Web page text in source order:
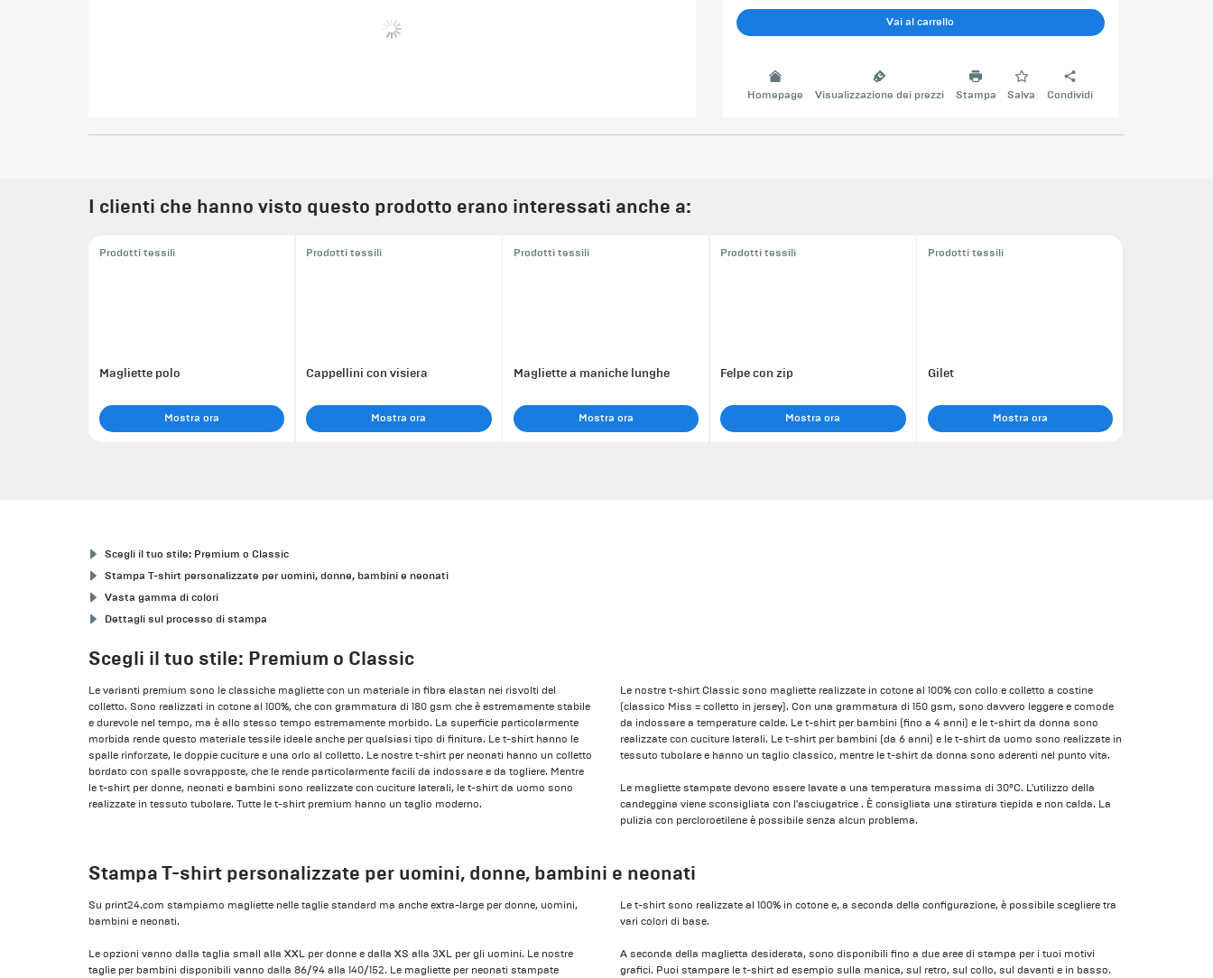
Vai al carrello
Homepage Visualizzazione dei prezzi Stampa Salva Condividi
I clienti che hanno visto questo prodotto erano interessati anche a:
Prodotti tessili
Magliette polo
Mostra ora
Prodotti tessili
Cappellini con visiera
Mostra ora
Prodotti tessili
Magliette a maniche lunghe
Mostra ora
Prodotti tessili
Felpe con zip
Mostra ora
Prodotti tessili
Gilet
Mostra ora
Scegli il tuo stile: Premium o Classic
Stampa T-shirt personalizzate per uomini, donne, bambini e neonati
Vasta gamma di colori
Dettagli sul processo di stampa
Scegli il tuo stile: Premium o Classic
Le varianti premium sono le classiche magliette con un materiale in fibra elastan nei risvolti del
colletto. Sono realizzati in cotone al 100%, che con grammatura di 180 gsm che è estremamente stabile
e durevole nel tempo, ma è allo stesso tempo estremamente morbido. La superficie particolarmente
morbida rende questo materiale tessile ideale anche per qualsiasi tipo di finitura. Le t-shirt hanno le
spalle rinforzate, le doppie cuciture e una orlo al colletto. Le nostre t-shirt per neonati hanno un colletto
bordato con spalle sovrapposte, che le rende particolarmente facili da indossare e da togliere. Mentre
le t-shirt per donne, neonati e bambini sono realizzate con cuciture laterali, le t-shirt da uomo sono
realizzate in tessuto tubolare. Tutte le t-shirt premium hanno un taglio moderno.
Le nostre t-shirt Classic sono magliette realizzate in cotone al 100% con collo e colletto a costine
(classico Miss = colletto in jersey). Con una grammatura di 150 gsm, sono davvero leggere e comode
da indossare a temperature calde. Le t-shirt per bambini (fino a 4 anni) e le t-shirt da donna sono
realizzate con cuciture laterali. Le t-shirt per bambini (da 6 anni) e le t-shirt da uomo sono realizzate in
tessuto tubolare e hanno un taglio classico, mentre le t-shirt da donna sono aderenti nel punto vita.
Le magliette stampate devono essere lavate a una temperatura massima di 30°C. L'utilizzo della
candeggina viene sconsigliata con l'asciugatrice . È consigliata una stiratura tiepida e non calda. La
pulizia con percloroetilene è possibile senza alcun problema.
Stampa T-shirt personalizzate per uomini, donne, bambini e neonati
Su print24.com stampiamo magliette nelle taglie standard ma anche extra-large per donne, uomini,
bambini e neonati.
Le opzioni vanno dalla taglia small alla XXL per donne e dalla XS alla 3XL per gli uomini. Le nostre
taglie per bambini disponibili vanno dalla 86/94 alla 140/152. Le magliette per neonati stampate
Le t-shirt sono realizzate al 100% in cotone e, a seconda della configurazione, è possibile scegliere tra
vari colori di base.
A seconda della maglietta desiderata, sono disponibili fino a due aree di stampa per i tuoi motivi
grafici. Puoi stampare le t-shirt ad esempio sulla manica, sul retro, sul collo, sul davanti e in basso.